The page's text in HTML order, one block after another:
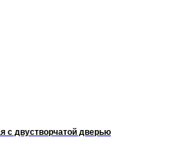
с двустворчатой дверью